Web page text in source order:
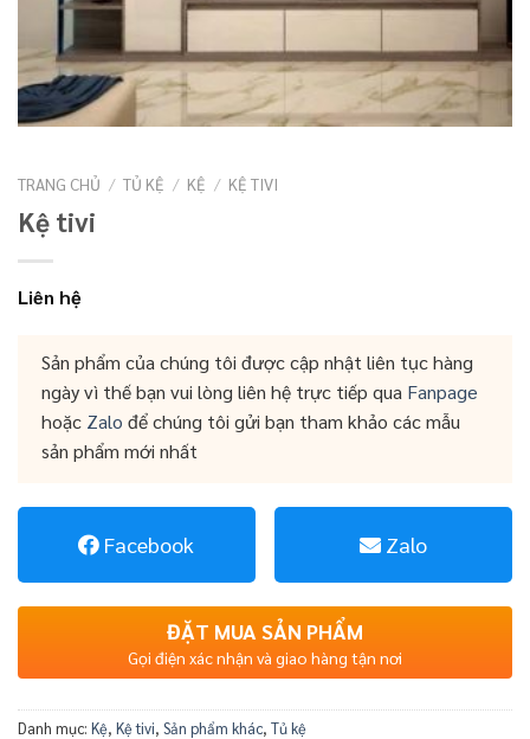
TRANG CHỦ / TỦ KỆ / KỆ / KỆ TIVI
Kệ tivi
Liên hệ
Sản phẩm của chúng tôi được cập nhật liên tục hàng
ngày vì thế bạn vui lòng liên hệ trực tiếp qua Fanpage
hoặc Zalo để chúng tôi gửi bạn tham khảo các mẫu
sản phẩm mới nhất
Facebook Zalo
ĐẶT MUA SẢN PHẨM
Gọi điện xác nhận và giao hàng tận nơi
Danh mục: Kệ, Kệ tivi, Sản phẩm khác, Tủ kệ